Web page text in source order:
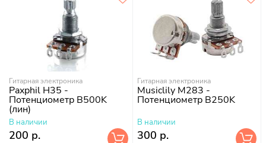
Гитарная электроника
Paxphil H35 -
Потенциометр B500K
(лин)
В наличии
200 р.
Гитарная электроника
Musiclily M283 -
Потенциометр B250K
В наличии
300 р.